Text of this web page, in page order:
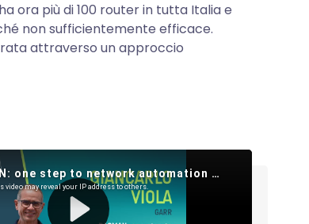
ora più di 100 router in tutta Italia e
non sufficientemente efficace.
attraverso un approccio